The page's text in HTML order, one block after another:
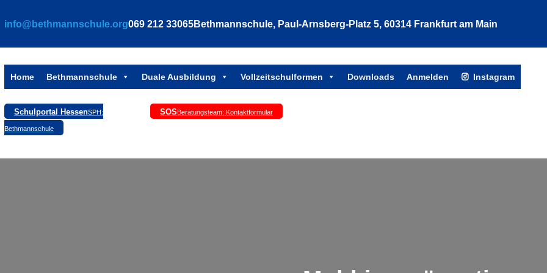
info@bethmannschule.org069 212 33065Bethmannschule, Paul-Arnsberg-Platz 5, 60314 Frankfurt am Main
Home Bethmannschule Duale Ausbildung Vollzeitschulformen Downloads Anmelden Instagram
Schulportal HessenSPH:
Bethmannschule
SOSBeratungsteam: Kontaktformular